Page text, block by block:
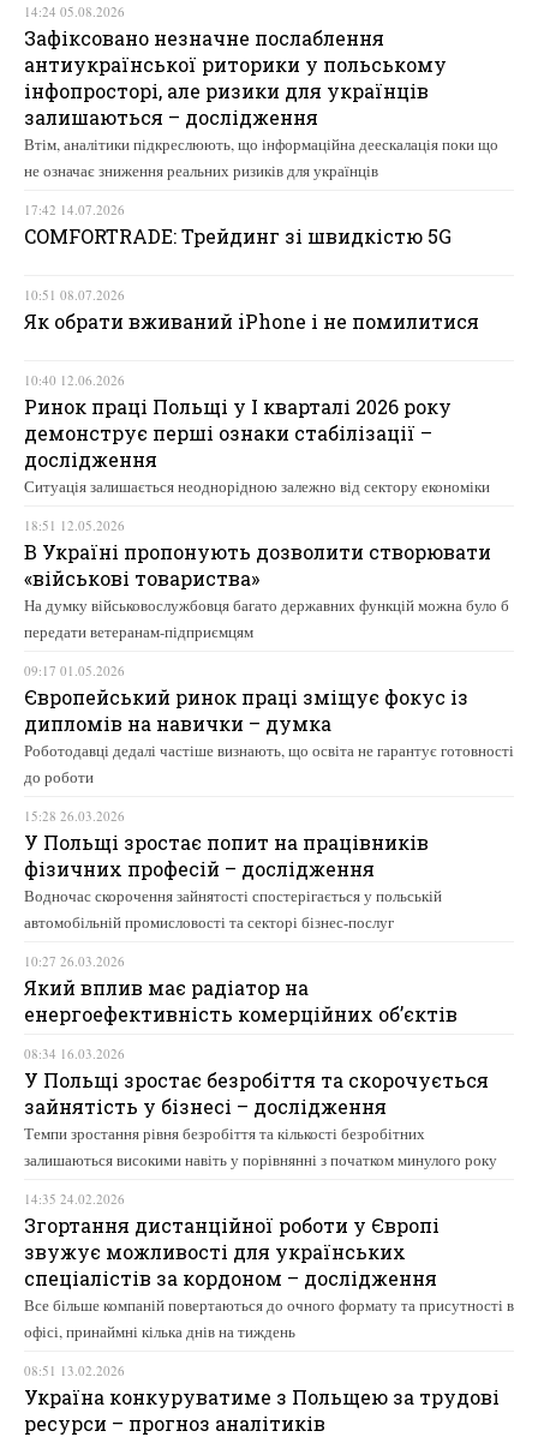
14:24 05.08.2026
Зафіксовано незначне послаблення
антиукраїнської риторики у польському
інфопросторі, але ризики для українців
залишаються – дослідження
Втім, аналітики підкреслюють, що інформаційна деескалація поки що
не означає зниження реальних ризиків для українців
17:42 14.07.2026
COMFORTRADE: Трейдинг зі швидкістю 5G
10:51 08.07.2026
Як обрати вживаний iPhone і не помилитися
10:40 12.06.2026
Ринок праці Польщі у І кварталі 2026 року
демонструє перші ознаки стабілізації –
дослідження
Ситуація залишається неоднорідною залежно від сектору економіки
18:51 12.05.2026
В Україні пропонують дозволити створювати
«військові товариства»
На думку військовослужбовця багато державних функцій можна було б
передати ветеранам-підприємцям
09:17 01.05.2026
Європейський ринок праці зміщує фокус із
дипломів на навички – думка
Роботодавці дедалі частіше визнають, що освіта не гарантує готовності
до роботи
15:28 26.03.2026
У Польщі зростає попит на працівників
фізичних професій – дослідження
Водночас скорочення зайнятості спостерігається у польській
автомобільній промисловості та секторі бізнес-послуг
10:27 26.03.2026
Який вплив має радіатор на
енергоефективність комерційних об’єктів
08:34 16.03.2026
У Польщі зростає безробіття та скорочується
зайнятість у бізнесі – дослідження
Темпи зростання рівня безробіття та кількості безробітних
залишаються високими навіть у порівнянні з початком минулого року
14:35 24.02.2026
Згортання дистанційної роботи у Європі
звужує можливості для українських
спеціалістів за кордоном – дослідження
Все більше компаній повертаються до очного формату та присутності в
офісі, принаймні кілька днів на тиждень
08:51 13.02.2026
Україна конкуруватиме з Польщею за трудові
ресурси – прогноз аналітиків